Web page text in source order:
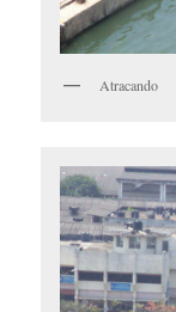
Atracando